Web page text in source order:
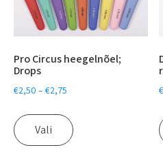
Pro Circus heegelnõel;
Drops
€2,50 – €2,75
Vali